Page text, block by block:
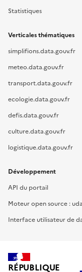
Statistiques
Verticales thématiques
simplifions.data.gouv.fr
meteo.data.gouv.fr
transport.data.gouv.fr
ecologie.data.gouv.fr
defis.data.gouv.fr
culture.data.gouv.fr
logistique.data.gouv.fr
Développement
API du portail
Moteur open source :
Interface utilisateur de
RÉPUBLIQUE